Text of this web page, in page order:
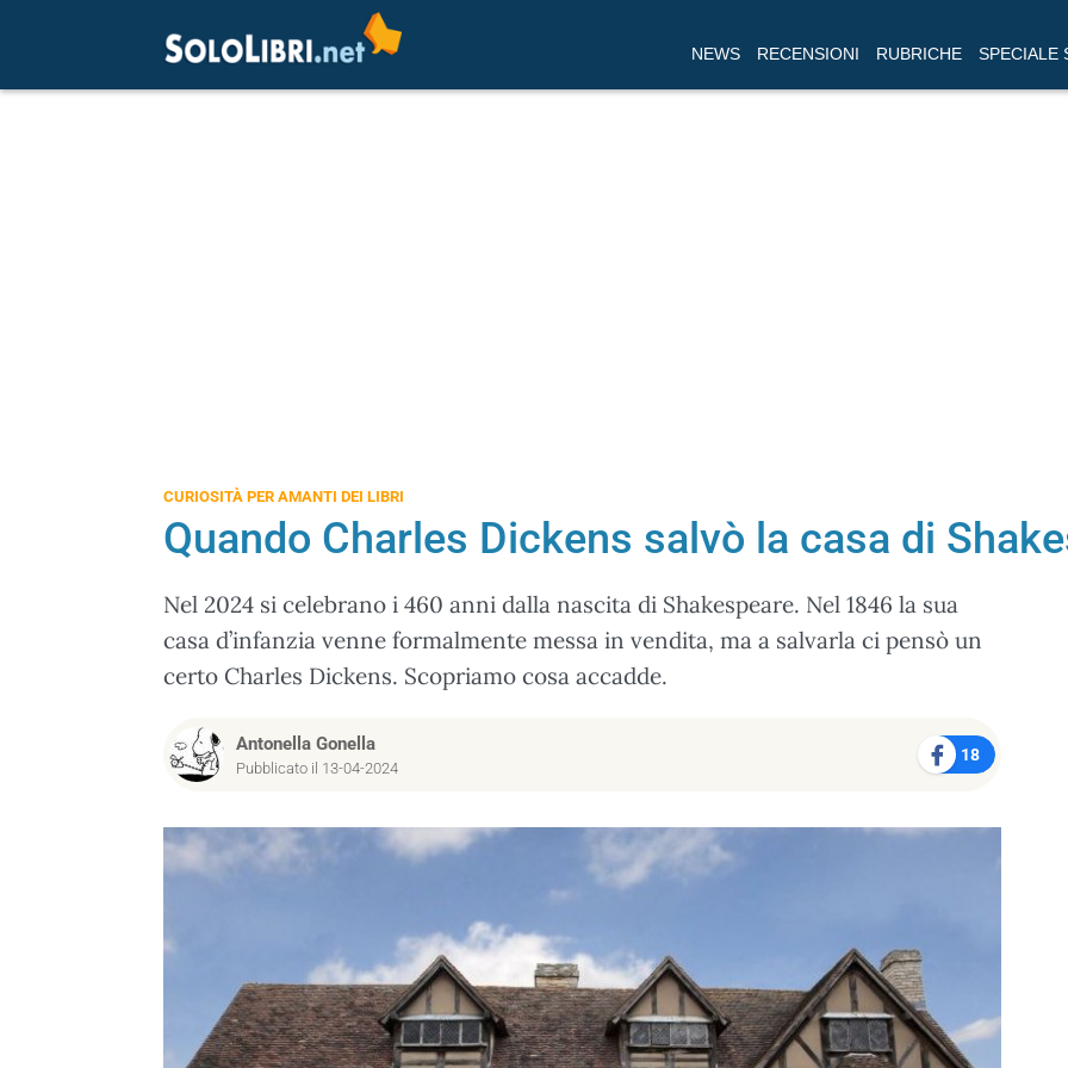
NEWS RECENSIONI RUBRICHE SPECIALE
CURIOSITÀ PER AMANTI DEI LIBRI
Quando Charles Dickens salvò la casa di
Nel 2024 si celebrano i 460 anni dalla nascita di Shakespeare. Nel 1846 la sua
casa d’infanzia venne formalmente messa in vendita, ma a salvarla ci pensò un
certo Charles Dickens. Scopriamo cosa accadde.
Antonella Gonella
Pubblicato il 13-04-2024
18